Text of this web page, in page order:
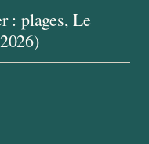
: plages, Le